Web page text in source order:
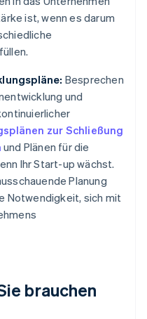
ist, wenn es darum
Besprechen
und
zur Schließung
und Plänen für die
Ihr Start-up wächst.
Planung
Notwendigkeit, sich mit
brauchen